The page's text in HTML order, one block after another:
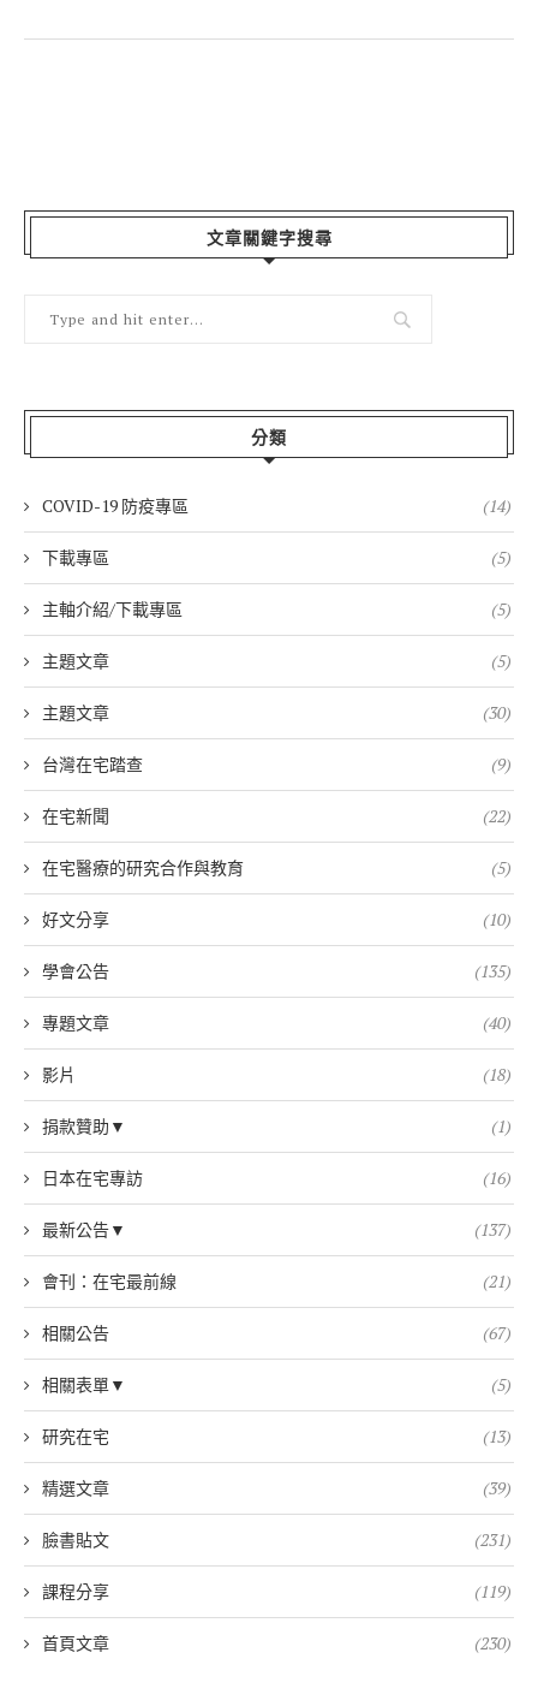
文章關鍵字搜尋
分類
COVID-19 防疫專區 (14)
下載專區 (5)
主軸介紹/下載專區 (5)
主題文章 (5)
主題文章 (30)
台灣在宅踏查 (9)
在宅新聞 (22)
在宅醫療的研究合作與教育 (5)
好文分享 (10)
學會公告 (135)
專題文章 (40)
影片 (18)
捐款贊助▼ (1)
日本在宅專訪 (16)
最新公告▼ (137)
會刊：在宅最前線 (21)
相關公告 (67)
相關表單▼ (5)
研究在宅 (13)
精選文章 (39)
臉書貼文 (231)
課程分享 (119)
首頁文章 (230)